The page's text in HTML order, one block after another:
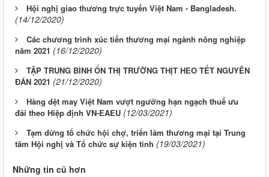
Hội nghị giao thương trực tuyến Việt Nam - Bangladesh.
(14/12/2020)
Các chương trình xúc tiến thương mại ngành nông nghiệp
năm 2021 (16/12/2020)
TẬP TRUNG BÌNH ỔN THỊ TRƯỜNG THỊT HEO TẾT NGUYÊN
ĐÁN 2021 (21/12/2020)
Hàng dệt may Việt Nam vượt ngưỡng hạn ngạch thuế ưu
đãi theo Hiệp định VN-EAEU (12/03/2021)
Tạm dừng tổ chức hội chợ, triển lãm thương mại tại Trung
tâm Hội nghị và Tổ chức sự kiện tỉnh (19/03/2021)
Những tin cũ hơn